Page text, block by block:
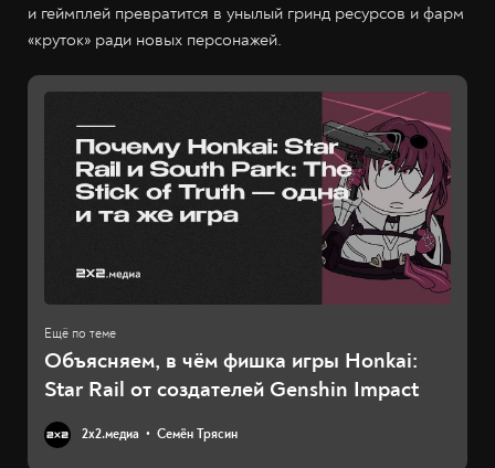
и геймплей превратится в унылый гринд ресурсов и фарм
«круток» ради новых персонажей.
Объясняем, в чём фишка игры Honkai:
Star Rail от создателей Genshin Impact
2х2.медиа Семён Трясин